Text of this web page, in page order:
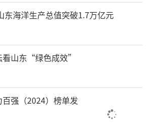
东海洋生产总值突破1.7万亿元
看山东“绿色成效”
强（2024）榜单发